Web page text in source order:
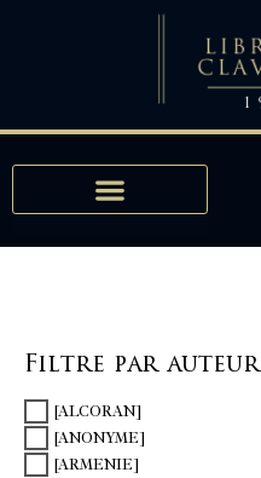
Filtre par auteur
[ALCORAN]
[ANONYME]
[ARMENIE]